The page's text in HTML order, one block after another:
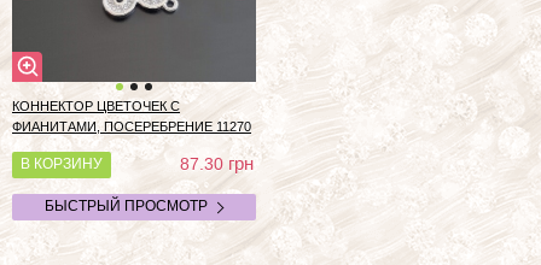
КОННЕКТОР ЦВЕТОЧЕК С
ФИАНИТАМИ, ПОСЕРЕБРЕНИЕ 11270
В КОРЗИНУ 87.30грн
БЫСТРЫЙ ПРОСМОТР